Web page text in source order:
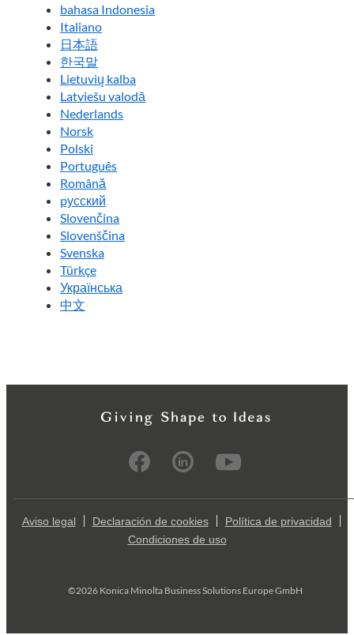
bahasa Indonesia
Italiano
日本語
한국말
Lietuvių kalba
Latviešu valodā
Nederlands
Norsk
Polski
Português
Română
pусский
Slovenčina
Slovenščina
Svenska
Türkçe
Українська
中文
Aviso legal Declaración de cookies
Política de privacidad
Condiciones de uso
©2026 Konica Minolta Business Solutions Europe GmbH